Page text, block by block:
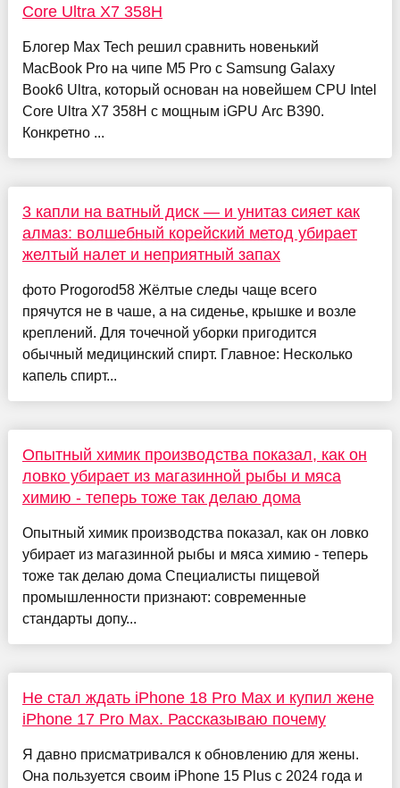
Core Ultra X7 358H
Блогер Max Tech решил сравнить новенький
MacBook Pro на чипе M5 Pro с Samsung Galaxy
Book6 Ultra, который основан на новейшем CPU Intel
Core Ultra X7 358H с мощным iGPU Arc B390.
Конкретно ...
3 капли на ватный диск — и унитаз сияет как
алмаз: волшебный корейский метод убирает
желтый налет и неприятный запах
фото Progorod58 Жёлтые следы чаще всего
прячутся не в чаше, а на сиденье, крышке и возле
креплений. Для точечной уборки пригодится
обычный медицинский спирт. Главное: Несколько
капель спирт...
Опытный химик производства показал, как он
ловко убирает из магазинной рыбы и мяса
химию - теперь тоже так делаю дома
Опытный химик производства показал, как он ловко
убирает из магазинной рыбы и мяса химию - теперь
тоже так делаю дома Специалисты пищевой
промышленности признают: современные
стандарты допу...
Не стал ждать iPhone 18 Pro Max и купил жене
iPhone 17 Pro Max. Рассказываю почему
Я давно присматривался к обновлению для жены.
Она пользуется своим iPhone 15 Plus с 2024 года и